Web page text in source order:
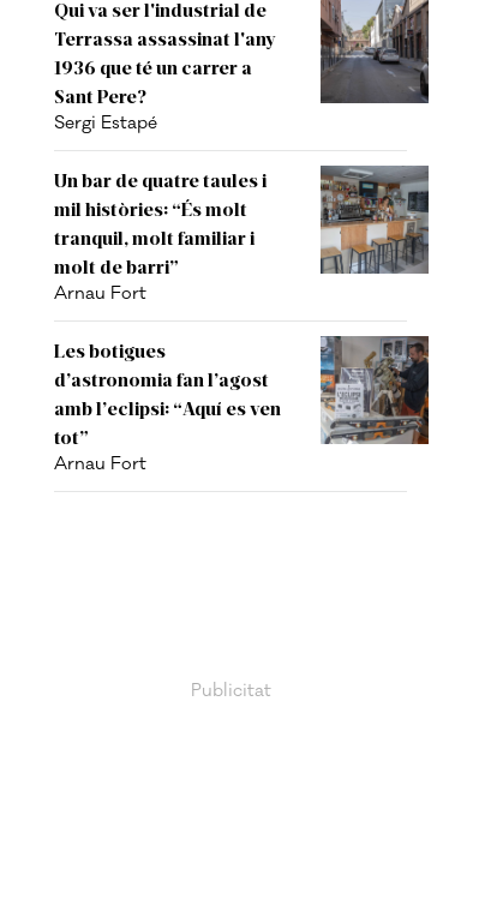
Qui va ser l'industrial de
Terrassa assassinat l'any
1936 que té un carrer a
Sant Pere?
Sergi Estapé
Un bar de quatre taules i
mil històries: “És molt
tranquil, molt familiar i
molt de barri”
Arnau Fort
Les botigues
d’astronomia fan l’agost
amb l’eclipsi: “Aquí es ven
tot”
Arnau Fort